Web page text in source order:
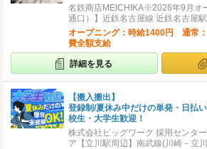
名鉄商店MEICHIKA※2026年9月オ
通口）】近鉄名古屋線 近鉄名古屋
オープニング：時給1400円 通常
費全額支給
詳細を見る
【搬入搬出】
登録制/夏休み中だけの単発・日払
校生・大学生歓迎！
株式会社ビッグワーク 採用センタ
ア【立川駅周辺】南武線(川崎－立